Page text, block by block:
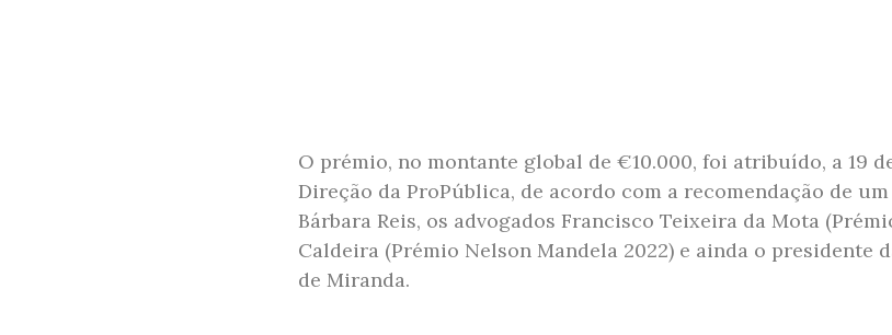
O prémio, no montante global de €10.000, foi atribuído, a 19
Direção da ProPública, de acordo com a recomendação de
Bárbara Reis, os advogados Francisco Teixeira da Mota
Caldeira (Prémio Nelson Mandela 2022) e ainda o presidente
de Miranda.​